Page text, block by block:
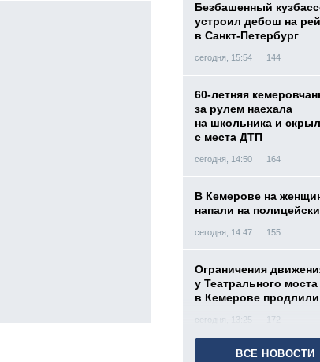
Безбашенный
устроил дебош на
в Санкт-Петербург
сегодня, 15:54 144
60-летняя
за рулем наехала
на школьника и
с места ДТП
сегодня, 14:50 164
В Кемерове на
напали на
сегодня, 14:47 155
Ограничения
у Театрального моста
в Кемерове продлили
сегодня, 13:25 172
ВСЕ НОВОСТИ